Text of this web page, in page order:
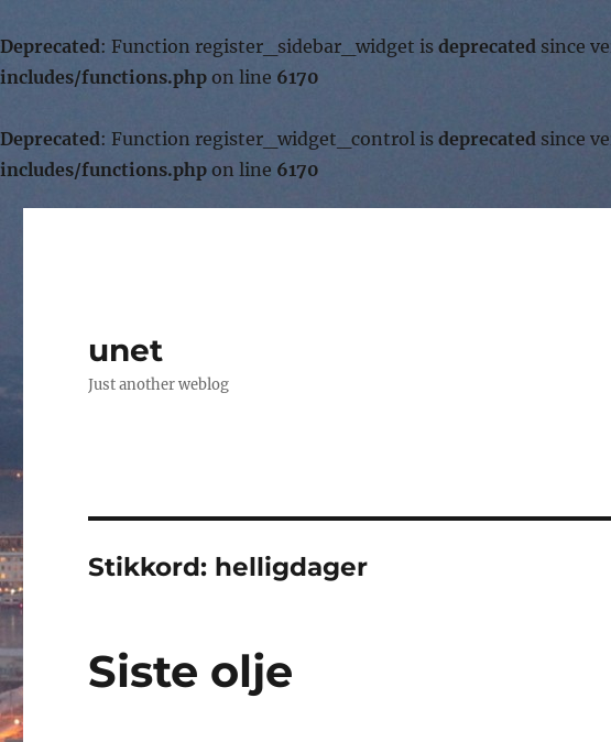
Deprecated: Function register_sidebar_widget is deprecated since
includes/functions.php on line 6170
Deprecated: Function register_widget_control is deprecated since
includes/functions.php on line 6170
unet
Just another weblog
Stikkord: helligdager
Siste olje